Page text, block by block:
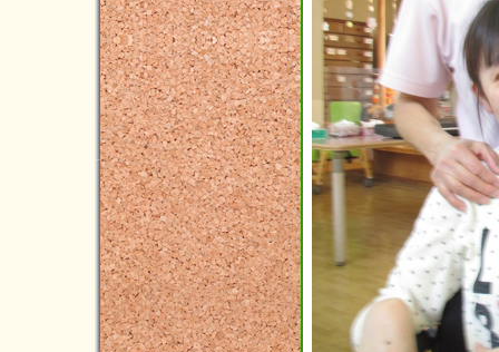
2016年08月(4)
2016年07月(9)
2016年06月(6)
2016年05月(3)
2016年04月(3)
2016年03月(2)
2016年02月(7)
2016年01月(5)
2015年12月(3)